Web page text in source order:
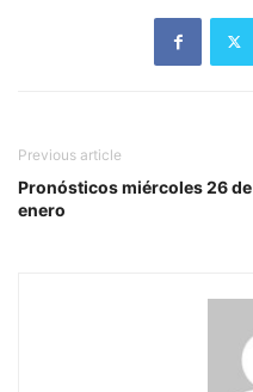
Previous article
Pronósticos miércoles 26 de
enero